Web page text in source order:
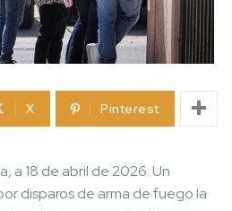
X Pinterest
a 18 de abril de 2026. Un
disparos de arma de fuego la